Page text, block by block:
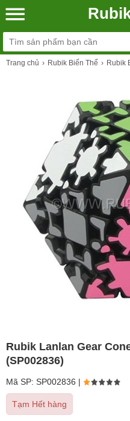
Trang chủ Rubik Biến Thể Rubik
Rubik Lanlan Gear
(SP002836)
Mã SP: SP002836 |
Tạm Hết hàng